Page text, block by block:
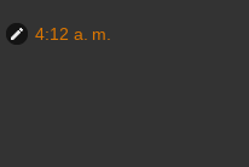
4:12 a. m.